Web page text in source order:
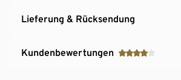
Lieferung & Rücksendung
Kundenbewertungen